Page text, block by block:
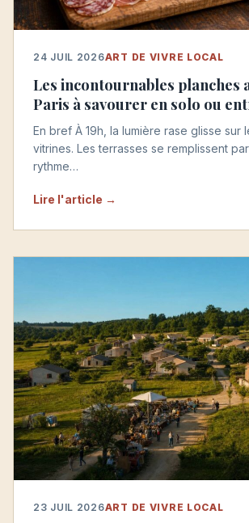
24 JUIL 2026ART DE VIVRE LOCAL
Les incontournables planches
Paris à savourer en solo ou
En bref À 19h, la lumière rase glisse sur
vitrines. Les terrasses se remplissent
rythme…
Lire l'article →
23 JUIL 2026ART DE VIVRE LOCAL